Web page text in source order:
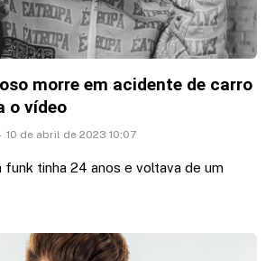
morre em acidente de carro
o vídeo
10 de abril de 2023 10:07
funk tinha 24 anos e voltava de um